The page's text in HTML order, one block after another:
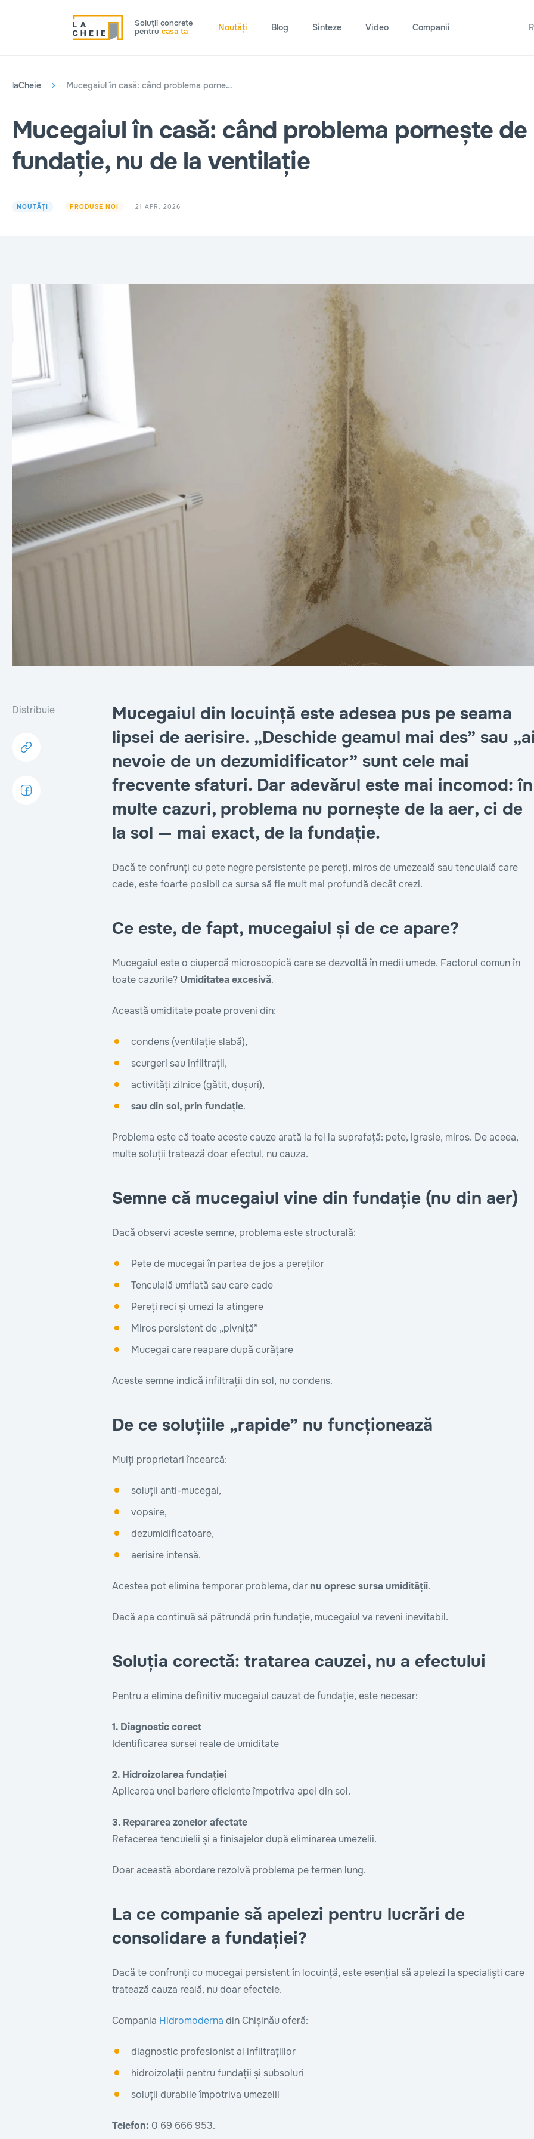
Soluţii concrete
pentru casa ta Noutăți Blog Sinteze Video Companii
laCheie Mucegaiul în casă: când problema pornește de la fundație, nu de la ventilație
Mucegaiul în casă: când problema pornește de
fundație, nu de la ventilație
NOUTĂȚI PRODUSE NOI 21 APR. 2026
Distribuie
Mucegaiul din locuință este adesea pus pe seama
lipsei de aerisire. „Deschide geamul mai des” sau
nevoie de un dezumidificator” sunt cele mai
frecvente sfaturi. Dar adevărul este mai incomod: în
multe cazuri, problema nu pornește de la aer, ci de
la sol — mai exact, de la fundație.
Dacă te confrunți cu pete negre persistente pe pereți, miros de umezeală sau tencuială care
cade, este foarte posibil ca sursa să fie mult mai profundă decât crezi.
Ce este, de fapt, mucegaiul și de ce apare?
Mucegaiul este o ciupercă microscopică care se dezvoltă în medii umede. Factorul comun în
toate cazurile? Umiditatea excesivă.
Această umiditate poate proveni din:
condens (ventilație slabă),
scurgeri sau infiltrații,
activități zilnice (gătit, dușuri),
sau din sol, prin fundație.
Problema este că toate aceste cauze arată la fel la suprafață: pete, igrasie, miros. De aceea,
multe soluții tratează doar efectul, nu cauza.
Semne că mucegaiul vine din fundație (nu din aer)
Dacă observi aceste semne, problema este structurală:
Pete de mucegai în partea de jos a pereților
Tencuială umflată sau care cade
Pereți reci și umezi la atingere
Miros persistent de „pivniță”
Mucegai care reapare după curățare
Aceste semne indică infiltrații din sol, nu condens.
De ce soluțiile „rapide” nu funcționează
Mulți proprietari încearcă:
soluții anti-mucegai,
vopsire,
dezumidificatoare,
aerisire intensă.
Acestea pot elimina temporar problema, dar nu opresc sursa umidității.
Dacă apa continuă să pătrundă prin fundație, mucegaiul va reveni inevitabil.
Soluția corectă: tratarea cauzei, nu a efectului
Pentru a elimina definitiv mucegaiul cauzat de fundație, este necesar:
1. Diagnostic corect
Identificarea sursei reale de umiditate
2. Hidroizolarea fundației
Aplicarea unei bariere eficiente împotriva apei din sol.
3. Repararea zonelor afectate
Refacerea tencuielii și a finisajelor după eliminarea umezelii.
Doar această abordare rezolvă problema pe termen lung.
La ce companie să apelezi pentru lucrări de
consolidare a fundației?
Dacă te confrunți cu mucegai persistent în locuință, este esențial să apelezi la specialiști care
tratează cauza reală, nu doar efectele.
Compania Hidromoderna din Chișinău oferă:
diagnostic profesionist al infiltrațiilor
hidroizolații pentru fundații și subsoluri
soluții durabile împotriva umezelii
Telefon: 0 69 666 953.